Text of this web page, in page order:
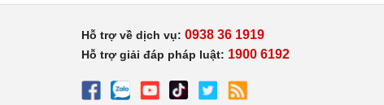
Hỗ trợ về dịch vụ: 0938 36 1919
Hỗ trợ giải đáp pháp luật: 1900 6192